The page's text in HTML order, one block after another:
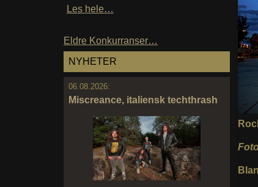
Les hele…
Eldre Konkurranser…
NYHETER
06.08.2026:
Miscreance, italiensk techthrash